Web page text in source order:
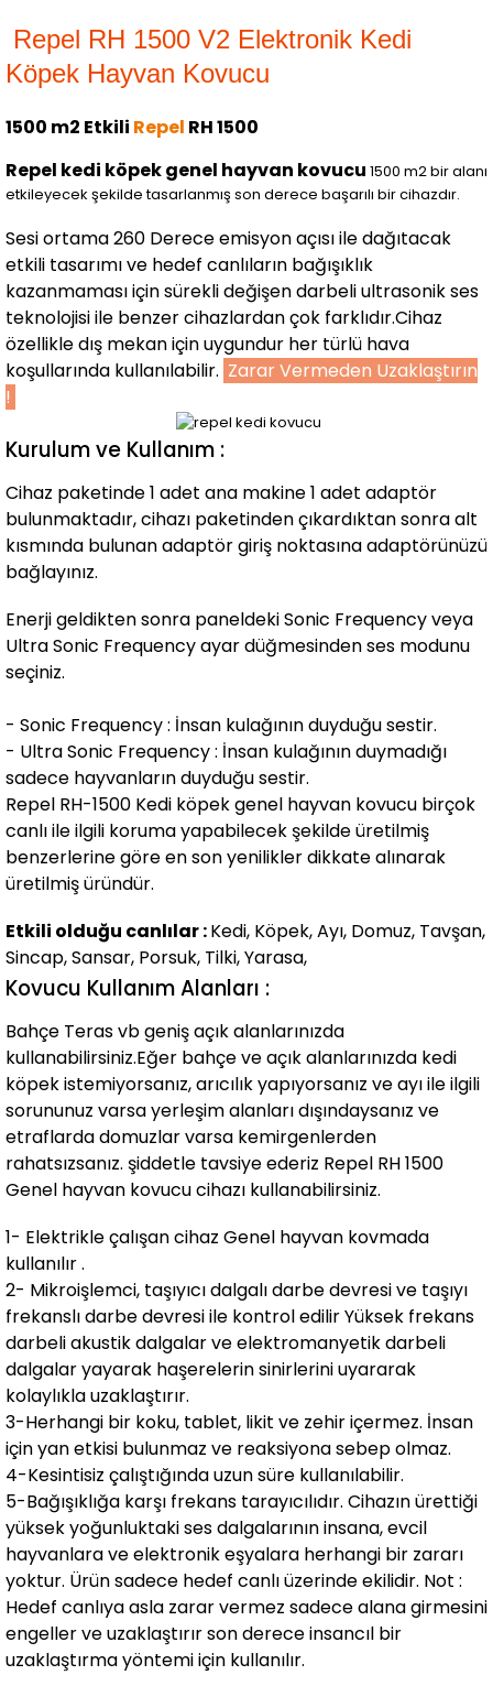
Repel RH 1500 V2 Elektronik Kedi
Köpek Hayvan Kovucu
1500 m2 Etkili Repel RH 1500
Repel kedi köpek genel hayvan kovucu 1500 m2 bir alanı
etkileyecek şekilde tasarlanmış son derece başarılı bir cihazdır.
Sesi ortama 260 Derece emisyon açısı ile dağıtacak
etkili tasarımı ve hedef canlıların bağışıklık
kazanmaması için sürekli değişen darbeli ultrasonik ses
teknolojisi ile benzer cihazlardan çok farklıdır.Cihaz
özellikle dış mekan için uygundur her türlü hava
koşullarında kullanılabilir. Zarar Vermeden Uzaklaştırın
!
Kurulum ve Kullanım :
Cihaz paketinde 1 adet ana makine 1 adet adaptör
bulunmaktadır, cihazı paketinden çıkardıktan sonra alt
kısmında bulunan adaptör giriş noktasına adaptörünüzü
bağlayınız.
Enerji geldikten sonra paneldeki Sonic Frequency veya
Ultra Sonic Frequency ayar düğmesinden ses modunu
seçiniz.
- Sonic Frequency : İnsan kulağının duyduğu sestir.
- Ultra Sonic Frequency : İnsan kulağının duymadığı
sadece hayvanların duyduğu sestir.
Repel RH-1500 Kedi köpek genel hayvan kovucu birçok
canlı ile ilgili koruma yapabilecek şekilde üretilmiş
benzerlerine göre en son yenilikler dikkate alınarak
üretilmiş üründür.
Etkili olduğu canlılar :Kedi, Köpek, Ayı, Domuz, Tavşan,
Sincap, Sansar, Porsuk, Tilki, Yarasa,
Kovucu Kullanım Alanları :
Bahçe Teras vb geniş açık alanlarınızda
kullanabilirsiniz.Eğer bahçe ve açık alanlarınızda kedi
köpek istemiyorsanız, arıcılık yapıyorsanız ve ayı ile ilgili
sorununuz varsa yerleşim alanları dışındaysanız ve
etraflarda domuzlar varsa kemirgenlerden
rahatsızsanız. şiddetle tavsiye ederiz Repel RH 1500
Genel hayvan kovucu cihazı kullanabilirsiniz.
1- Elektrikle çalışan cihaz Genel hayvan kovmada
kullanılır .
2- Mikroişlemci, taşıyıcı dalgalı darbe devresi ve taşıyı
frekanslı darbe devresi ile kontrol edilir Yüksek frekans
darbeli akustik dalgalar ve elektromanyetik darbeli
dalgalar yayarak haşerelerin sinirlerini uyararak
kolaylıkla uzaklaştırır.
3-Herhangi bir koku, tablet, likit ve zehir içermez. İnsan
için yan etkisi bulunmaz ve reaksiyona sebep olmaz.
4-Kesintisiz çalıştığında uzun süre kullanılabilir.
5-Bağışıklığa karşı frekans tarayıcılıdır. Cihazın ürettiği
yüksek yoğunluktaki ses dalgalarının insana, evcil
hayvanlara ve elektronik eşyalara herhangi bir zararı
yoktur. Ürün sadece hedef canlı üzerinde ekilidir. Not :
Hedef canlıya asla zarar vermez sadece alana girmesini
engeller ve uzaklaştırır son derece insancıl bir
uzaklaştırma yöntemi için kullanılır.